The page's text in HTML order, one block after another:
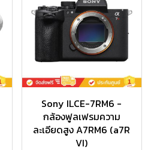
Sony ILCE-7RM6 -
กล้องฟูลเฟรมความ
ละเอียดสูง A7RM6 (a7R
VI)